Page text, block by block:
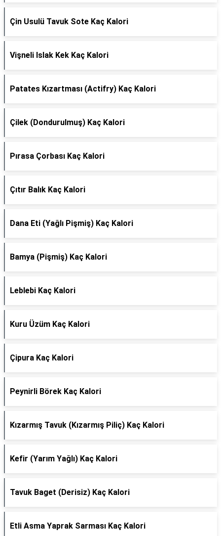
Çin Usulü Tavuk Sote Kaç Kalori
Vişneli Islak Kek Kaç Kalori
Patates Kızartması (Actifry) Kaç Kalori
Çilek (Dondurulmuş) Kaç Kalori
Pırasa Çorbası Kaç Kalori
Çıtır Balık Kaç Kalori
Dana Eti (Yağlı Pişmiş) Kaç Kalori
Bamya (Pişmiş) Kaç Kalori
Leblebi Kaç Kalori
Kuru Üzüm Kaç Kalori
Çipura Kaç Kalori
Peynirli Börek Kaç Kalori
Kızarmış Tavuk (Kızarmış Piliç) Kaç Kalori
Kefir (Yarım Yağlı) Kaç Kalori
Tavuk Baget (Derisiz) Kaç Kalori
Etli Asma Yaprak Sarması Kaç Kalori